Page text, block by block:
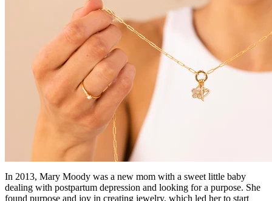
In 2013, Mary Moody was a new mom with a sweet little baby
dealing with postpartum depression and looking for a purpose. She
found purpose and joy in creating jewelry, which led her to start